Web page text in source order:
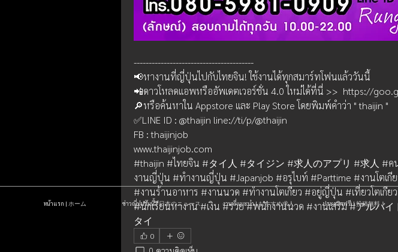
----------------------------------------
📢หางานที่ญี่ปุ่นไปกับไทยจิน! ใช้งานได้ทุกสมาร์ทโฟนแล้ววันนี้
📲ดาวโหลดแอพหรืออัพเดตเวอร์ชั่น 4.0 ใหม่ได้ที่นี่ >>  https://
🔎หรือค้นหาใน Appstore และ Play Store โดยพิมพ์คำว่า " thaijin "
✅LINE ID : @thaijin line://ti/p/@thaijin
FB : thaijinjob
www.thaijinjob.com
#thaijin #ไทยจิน #タイ人 #タイジン #求人のアプリ #求人 #
งานญี่ปุ่น #ทำงานญี่ปุ่น #Japanjob #อรุไบท์ #Parttime #งานโตเกี
#งานร้านอาหาร #งานนวด #ทำงานโตเกียว #อยู่ญี่ปุ่น #เที่ยวโตเกี
#นักเรียนหางาน #เงิน #รวย #พนักงานนวด #งานเสริม #アルバ
タイ
0
หน้าแรก | ホーム ข่าวญี่ปุ่นวันนี้ | 日本のニュース งานที่แนะนำ | おすすめ求人 ประกาศฟรี! | 投稿無料！